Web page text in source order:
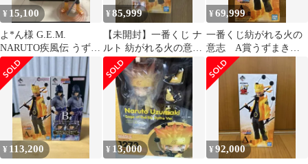
¥ 15,100
よ*ん様 G.E.M.
NARUTO疾風伝 うずま
きナルト 六道仙人モー
ド
¥85,999
【未開封】一番くじ ナ
ルト 紡がれる火の意志
A賞
¥69,999
一番くじ紡がれる火の
意志 A賞うずまきナ
ルト 国内正規品 未
開封
¥ 113,200 ¥ 13,000 ¥92,000